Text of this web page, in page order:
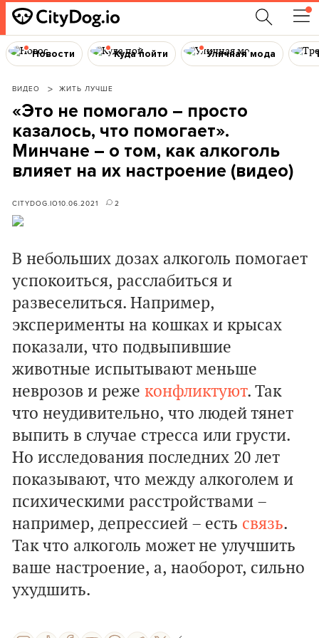
Новости Куда пойти Уличная мода
ВИДЕО ЖИТЬ ЛУЧШЕ
«Это не помогало – просто
казалось, что помогает».
Минчане – о том, как алкоголь
влияет на их настроение (видео)
CITYDOG.IO10.06.2021 2
В небольших дозах алкоголь помогает
успокоиться, расслабиться и
развеселиться. Например,
эксперименты на кошках и крысах
показали, что подвыпившие
животные испытывают меньше
неврозов и реже конфликтуют. Так
что неудивительно, что людей тянет
выпить в случае стресса или грусти.
Но исследования последних 20 лет
показывают, что между алкоголем и
психическими расстройствами –
например, депрессией – есть связь.
Так что алкоголь может не улучшить
ваше настроение, а, наоборот, сильно
ухудшить.